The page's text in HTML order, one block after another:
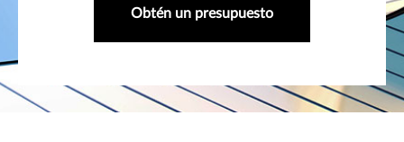
Obtén un presupuesto